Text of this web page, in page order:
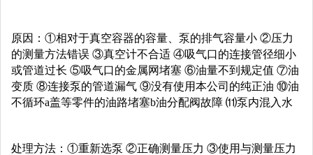
原因：①相对于真空容器的容量、泵的排气容量小 ②压力
的测量方法错误 ③真空计不合适 ④吸气口的连接管径细小
或管道过长 ⑤吸气口的金属网堵塞 ⑥油量不到规定值 ⑦油
变质 ⑧连接泵的管道漏气 ⑨没有使用本公司的纯正油 ⑩油
不循环a盖等零件的油路堵塞b油分配阀故障 ⑾泵内混入水
处理方法：①重新选泵 ②正确测量压力 ③使用与测量压力